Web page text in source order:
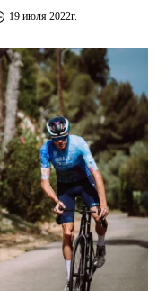
19 июля 2022г.